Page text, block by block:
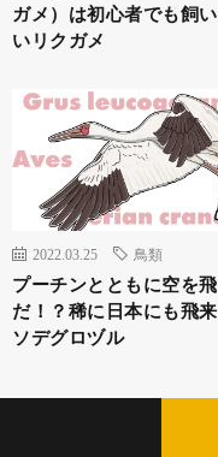
ガメ）は初心者でも飼
いリクガメ
2022.03.25 鳥類
プーチンとともに空を
だ！？稀に日本にも飛
ソデグロヅル